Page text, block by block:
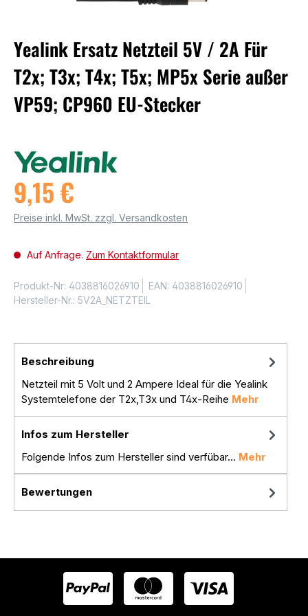
Yealink Ersatz Netzteil 5V / 2A Für
T2x; T3x; T4x; T5x; MP5x Serie außer
VP59; CP960 EU-Stecker
9,15 €
Preise inkl. MwSt. zzgl. Versandkosten
Auf Anfrage. Zum Kontaktformular
Produkt-Nr: 4038816026910 EAN: 4038816026910
Hersteller-Nr.: 5V2A_NETZTEIL
Beschreibung
Netzteil mit 5 Volt und 2 Ampere Ideal für die Yealink
Systemtelefone der T2x,T3x und T4x-Reihe Mehr
Infos zum Hersteller
Folgende Infos zum Hersteller sind verfübar... Mehr
Bewertungen